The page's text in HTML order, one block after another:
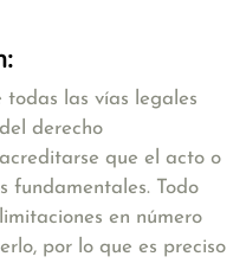
las vías legales
derecho
que el acto o
fundamentales. Todo
en número
por lo que es preciso